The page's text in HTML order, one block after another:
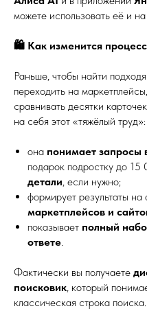
можете использовать её и
🛍️ Как изменится
Раньше, чтобы найти
переходить на
сравнивать десятки
на себя этот «тяжёлый труд»:
она понимает запросы
подарок подростку до 15
детали, если нужно;
формирует результаты
маркетплейсов и
показывает полный
ответе.
Фактически вы получаете
поисковик, который
классическая строка поиска.